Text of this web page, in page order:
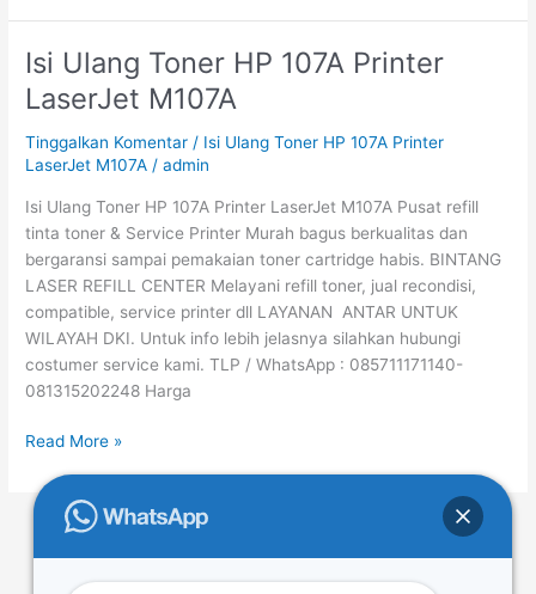
Isi Ulang Toner HP 107A Printer
LaserJet M107A
Tinggalkan Komentar / Isi Ulang Toner HP 107A Printer
LaserJet M107A /admin
Isi Ulang Toner HP 107A Printer LaserJet M107A Pusat refill
tinta toner & Service Printer Murah bagus berkualitas dan
bergaransi sampai pemakaian toner cartridge habis. BINTANG
LASER REFILL CENTER Melayani refill toner, jual recondisi,
compatible, service printer dll LAYANAN ANTAR UNTUK
WILAYAH DKI. Untuk info lebih jelasnya silahkan hubungi
costumer service kami. TLP / WhatsApp : 085711171140-
081315202248 Harga
Isi
Ulang
Toner
HP
107A
LaserJet
M107A
Read More »
45